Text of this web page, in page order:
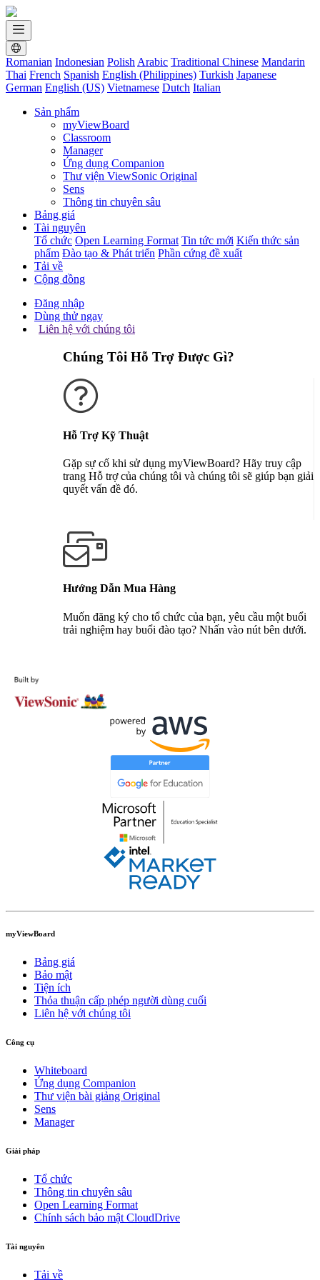
Romanian Indonesian Polish Arabic Traditional Chinese Mandarin
Thai French Spanish English (Philippines) Turkish Japanese
German English (US) Vietnamese Dutch Italian
Sản phẩm
myViewBoard
Classroom
Manager
Ứng dụng Companion
Thư viện ViewSonic Original
Sens
Thông tin chuyên sâu
Bảng giá
Tài nguyên
Tổ chức Open Learning Format Tin tức mới Kiến thức sản
phẩm Đào tạo & Phát triển Phần cứng đề xuất
Tải về
Cộng đồng
Đăng nhập
Dùng thử ngay
Liên hệ với chúng tôi
Chúng Tôi Hỗ Trợ Được Gì?
Hỗ Trợ Kỹ Thuật
Gặp sự cố khi sử dụng myViewBoard? Hãy truy cập
trang Hỗ trợ của chúng tôi và chúng tôi sẽ giúp bạn giải
quyết vấn đề đó.
Hướng Dẫn Mua Hàng
Muốn đăng ký cho tổ chức của bạn, yêu cầu một buổi
trải nghiệm hay buổi đào tạo? Nhấn vào nút bên dưới.
myViewBoard
Bảng giá
Bảo mật
Tiện ích
Thỏa thuận cấp phép người dùng cuối
Liên hệ với chúng tôi
Công cụ
Whiteboard
Ứng dụng Companion
Thư viện bài giảng Original
Sens
Manager
Giải pháp
Tổ chức
Thông tin chuyên sâu
Open Learning Format
Chính sách bảo mật CloudDrive
Tài nguyên
Tải về